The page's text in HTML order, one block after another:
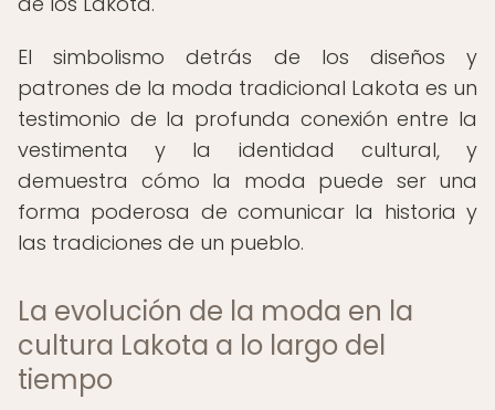
El simbolismo detrás de los diseños y
patrones de la moda tradicional Lakota es un
testimonio de la profunda conexión entre la
vestimenta y la identidad cultural, y
demuestra cómo la moda puede ser una
forma poderosa de comunicar la historia y
las tradiciones de un pueblo.
La evolución de la moda en la
cultura Lakota a lo largo del
tiempo